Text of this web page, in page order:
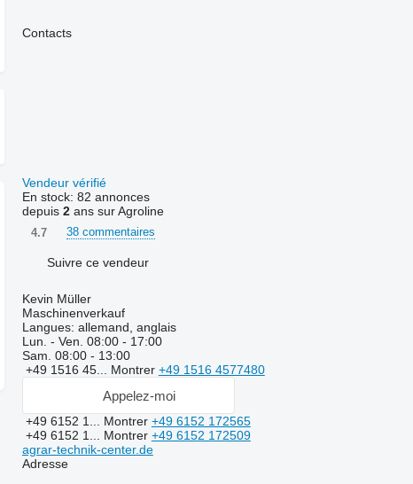
Contacts
Vendeur vérifié
En stock: 82 annonces
depuis 2ans sur Agroline
4.7 38 commentaires
Suivre ce vendeur
Kevin Müller
Maschinenverkauf
Langues: allemand, anglais
Lun. - Ven. 08:00 - 17:00
Sam. 08:00 - 13:00
+49 1516 45... Montrer +49 1516 4577480
Appelez-moi
+49 6152 1... Montrer +49 6152 172565
+49 6152 1... Montrer +49 6152 172509
agrar-technik-center.de
Adresse